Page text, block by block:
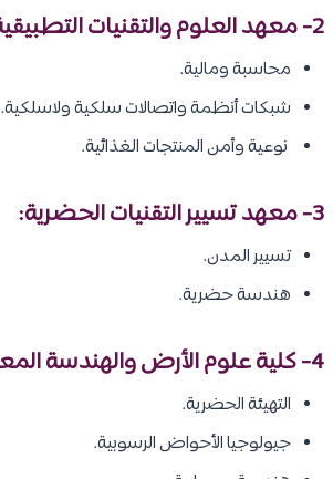
2- معهد العلوم والتقنيات التطبيقية:
محاسبة ومالية.
شبكات أنظمة واتصالات سلكية ولاسلكية.
نوعية وأمن المنتجات الغذائية.
3- معهد تسيير التقنيات الحضرية:
تسيير المدن.
هندسة حضرية.
4- كلية علوم الأرض والهندسة المعمارية:
التهيئة الحضرية.
جيولوجيا الأحواض الرسوبية.